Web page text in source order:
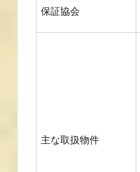
保証協会
主な取扱物件